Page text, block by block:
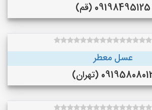
09198495125 (قم)
عسل معطر
(تهران)